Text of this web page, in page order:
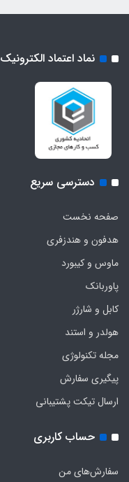
نماد اعتماد الکترونیک
دسترسی سریع
صفحه نخست
هدفون‌ و‌ هندزفری
ماوس و کیبورد
پاوربانک
کابل و شارژر
هولدر و استند
مجله تکنولوژی
پیگیری سفارش
ارسال تیکت پشتیبانی
حساب کاربری
سفارش‌های من